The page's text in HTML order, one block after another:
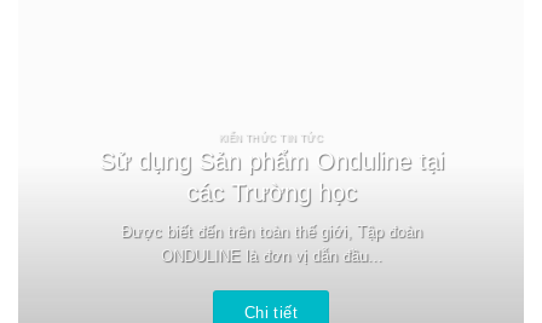
KIẾN THỨC TIN TỨC
Sử dụng Sản phẩm Onduline tại
các Trường học
Được biết đến trên toàn thế giới, Tập đoàn
ONDULINE là đơn vị dẫn đầu...
Chi tiết